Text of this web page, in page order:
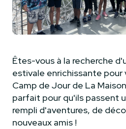
Êtes-vous à la recherche
estivale enrichissante pour
Camp de Jour de La
parfait pour qu'ils passent
rempli d'aventures, de
nouveaux amis !